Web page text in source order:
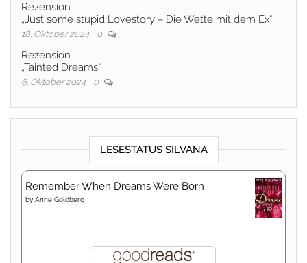
Rezension
„Just some stupid Lovestory – Die Wette mit dem Ex“
18. Oktober 2024 0
Rezension
„Tainted Dreams“
6. Oktober 2024 0
LESESTATUS SILVANA
Remember When Dreams Were Born
by Anne Goldberg